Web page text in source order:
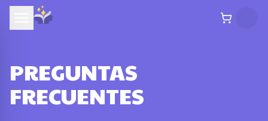
PREGUNTAS
FRECUENTES